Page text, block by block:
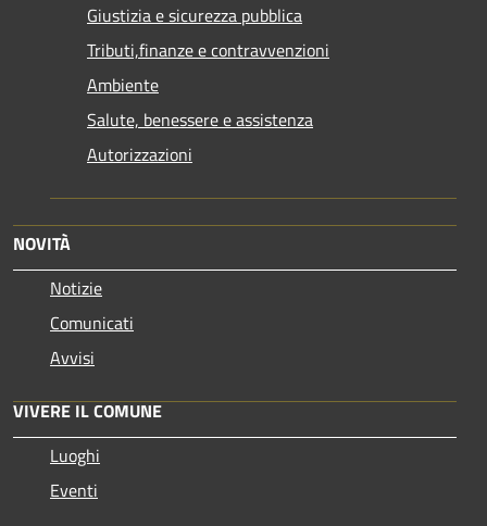
Giustizia e sicurezza pubblica
Tributi,finanze e contravvenzioni
Ambiente
Salute, benessere e assistenza
Autorizzazioni
NOVITÀ
Notizie
Comunicati
Avvisi
VIVERE IL COMUNE
Luoghi
Eventi